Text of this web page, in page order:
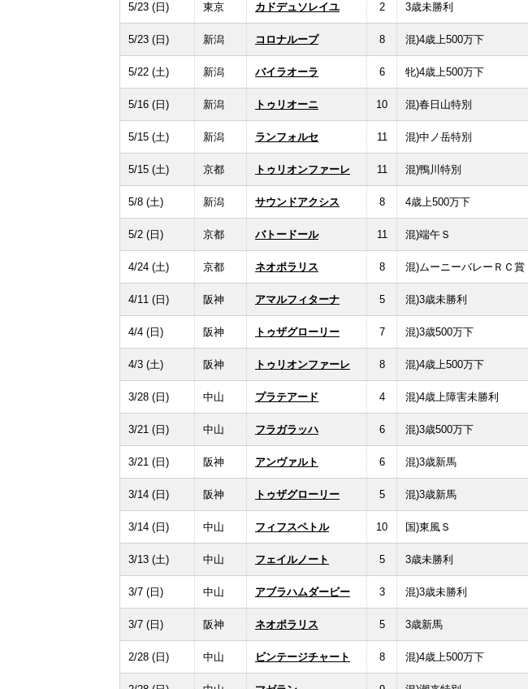
5/23 (日) 東京 カドデュソレイユ 2 3歳未勝利
5/23 (日) 新潟 コロナループ 8 混)4歳上500万下
5/22 (土) 新潟 バイラオーラ 6 牝)4歳上500万下
5/16 (日) 新潟 トゥリオーニ 10 混)春日山特別
5/15 (土) 新潟 ランフォルセ 11 混)中ノ岳特別
5/15 (土) 京都 トゥリオンファーレ 11 混)鴨川特別
5/8 (土) 新潟 サウンドアクシス 8 4歳上500万下
5/2 (日) 京都 バトードール 11 混)端午Ｓ
4/24 (土) 京都 ネオポラリス 8 混)ムーニーバレーＲＣ賞
4/11 (日) 阪神 アマルフィターナ 5 混)3歳未勝利
4/4 (日) 阪神 トゥザグローリー 7 混)3歳500万下
4/3 (土) 阪神 トゥリオンファーレ 8 混)4歳上500万下
3/28 (日) 中山 プラテアード 4 混)4歳上障害未勝利
3/21 (日) 中山 フラガラッハ 6 混)3歳500万下
3/21 (日) 阪神 アンヴァルト 6 混)3歳新馬
3/14 (日) 阪神 トゥザグローリー 5 混)3歳新馬
3/14 (日) 中山 フィフスペトル 10 国)東風Ｓ
3/13 (土) 中山 フェイルノート 5 3歳未勝利
3/7 (日) 中山 アブラハムダービー 3 混)3歳未勝利
3/7 (日) 阪神 ネオポラリス 5 3歳新馬
2/28 (日) 中山 ビンテージチャート 8 混)4歳上500万下